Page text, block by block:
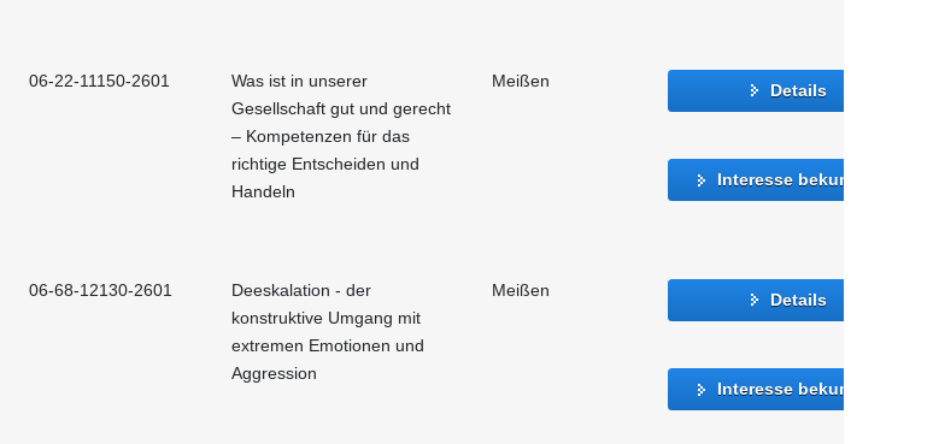
06-22-11150-2601
Was ist in unserer
Gesellschaft gut und gerecht
– Kompetenzen für das
richtige Entscheiden und
Handeln
Meißen Details
Interesse bekunden
06-68-12130-2601
Deeskalation - der
konstruktive Umgang mit
extremen Emotionen und
Aggression
Meißen Details
Interesse bekunden